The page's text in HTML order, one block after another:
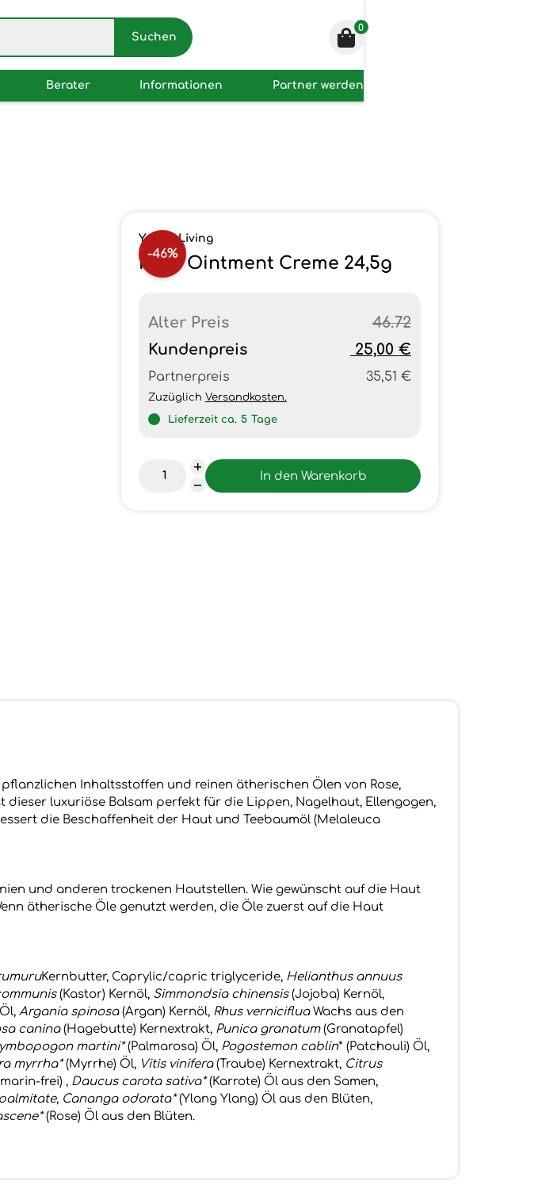
0
Berater Informationen Partner werden
-46%
Young Living
Rose Ointment Creme 24,5g
Alter Preis
46.72
Kundenpreis
25,00 €
Partnerpreis 35,51 €
Zuzüglich Versandkosten.
Lieferzeit ca. 5 Tage
Inhaltsstoffen und reinen ätherischen Ölen von Rose,
luxuriöse Balsam perfekt für die Lippen, Nagelhaut, Ellengogen,
die Beschaffenheit der Haut und Teebaumöl (Melaleuca
und anderen trockenen Hautstellen. Wie gewünscht auf die Haut
ätherische Öle genutzt werden, die Öle zuerst auf die Haut
Kernbutter, Caprylic/capric triglyceride, Helianthus annuus
(Kastor) Kernöl, Simmondsia chinensis(Jojoba) Kernöl,
Argania spinosa(Argan) Kernöl, Rhus vernicifluaWachs aus den
canina(Hagebutte) Kernextrakt, Punica granatum(Granatapfel)
martini*(Palmarosa) Öl, Pogostemon cablin* (Patchouli) Öl,
myrrha*(Myrrhe) Öl, Vitis vinifera(Traube) Kernextrakt, Citrus
frei) , Daucus carota sativa*(Karrote) Öl aus den Samen,
, Cananga odorata*(Ylang Ylang) Öl aus den Blüten,
(Rose) Öl aus den Blüten.